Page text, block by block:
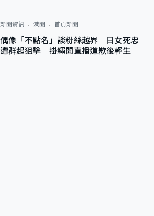
新聞資訊 港聞 首頁新聞
偶像「不點名」談粉絲越界 日女死忠
遭群起狙擊 掛繩開直播道歉後輕生